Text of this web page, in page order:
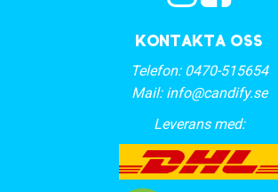
Kontakta oss
Telefon: 0470-515654
Mail: info@candify.se
Leverans med: